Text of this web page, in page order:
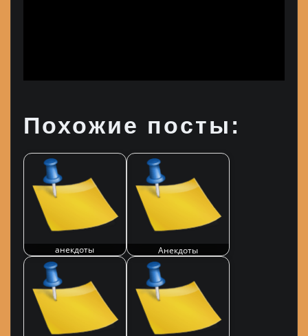
Похожие посты:
анекдоты Анекдоты